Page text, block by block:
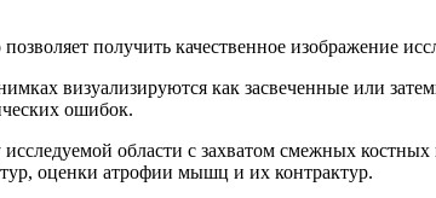
получить качественное изображение
визуализируются как засвеченные или
ошибок.
области с захватом смежных
оценки атрофии мышц и их контрактур.